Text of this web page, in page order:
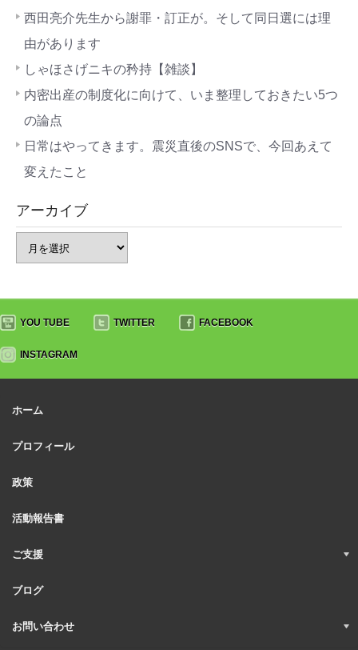
西田亮介先生から謝罪・訂正が。そして同日選には理
由があります
しゃほさげニキの矜持【雑談】
内密出産の制度化に向けて、いま整理しておきたい5つ
の論点
日常はやってきます。震災直後のSNSで、今回あえて
変えたこと
アーカイブ
YOU TUBE TWITTER FACEBOOK
INSTAGRAM
ホーム
プロフィール
政策
活動報告書
ご支援
ブログ
お問い合わせ